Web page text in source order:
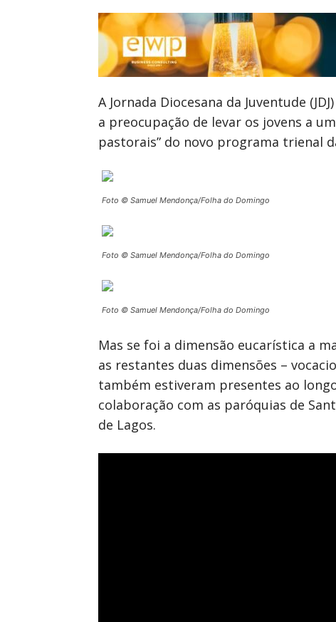
A Jornada Diocesana da Juventude
a preocupação de levar os jovens a
pastorais” do novo programa trienal
Foto © Samuel Mendonça/Folha do Domingo
Foto © Samuel Mendonça/Folha do Domingo
Foto © Samuel Mendonça/Folha do Domingo
Mas se foi a dimensão eucarística a
as restantes duas dimensões –
também estiveram presentes ao
colaboração com as paróquias de
de Lagos.